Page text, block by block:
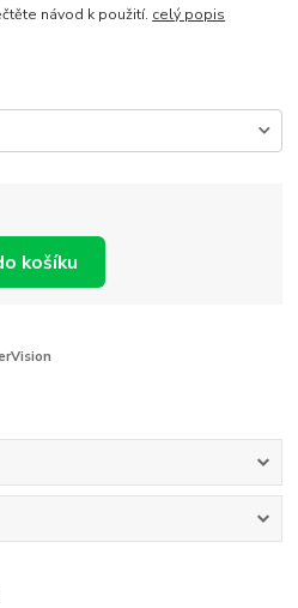
návod k použití. celý popis
košíku